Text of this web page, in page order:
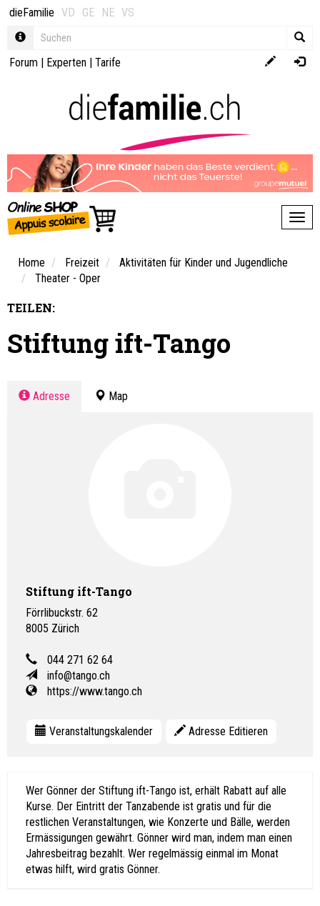
dieFamilie VD GE NE VS
Forum | Experten | Tarife
Home Freizeit
Aktivitäten für Kinder und Jugendliche
Theater - Oper
TEILEN:
Stiftung ift-Tango
Adresse Map
Stiftung ift-Tango
Förrlibuckstr. 62
8005 Zürich
044 271 62 64
info@tango.ch
https://www.tango.ch
Veranstaltungskalender Adresse Editieren
Wer Gönner der Stiftung ift-Tango ist, erhält Rabatt auf alle
Kurse. Der Eintritt der Tanzabende ist gratis und für die
restlichen Veranstaltungen, wie Konzerte und Bälle, werden
Ermässigungen gewährt. Gönner wird man, indem man einen
Jahresbeitrag bezahlt. Wer regelmässig einmal im Monat
etwas hilft, wird gratis Gönner.